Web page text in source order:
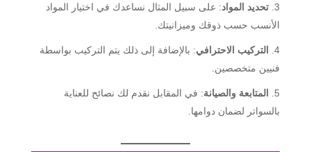
تحديد المواد: على سبيل المثال نساعدك في اختيار المواد
الأنسب حسب ذوقك وميزانيتك.
التركيب الاحترافي: بالإضافة إلى ذلك يتم التركيب بواسطة
فنيين متخصصين.
المتابعة والصيانة: في المقابل نقدم لك نصائح للعناية
بالسواتر لضمان دوامها.